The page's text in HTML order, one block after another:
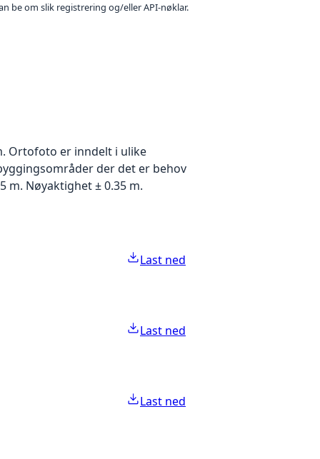
be om slik registrering og/eller API-nøklar.
Ortofoto er inndelt i ulike
der det er behov
m. Nøyaktighet ± 0.35 m.
Last ned
Last ned
Last ned